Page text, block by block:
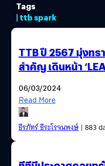
Tags
| ttb spark
TTB ปี 2567 มุ่งท
สำคัญ เดินหน้า
06/03/2024
Read More
ธีรภัทร์ ธีระโรจนพงษ์| 883